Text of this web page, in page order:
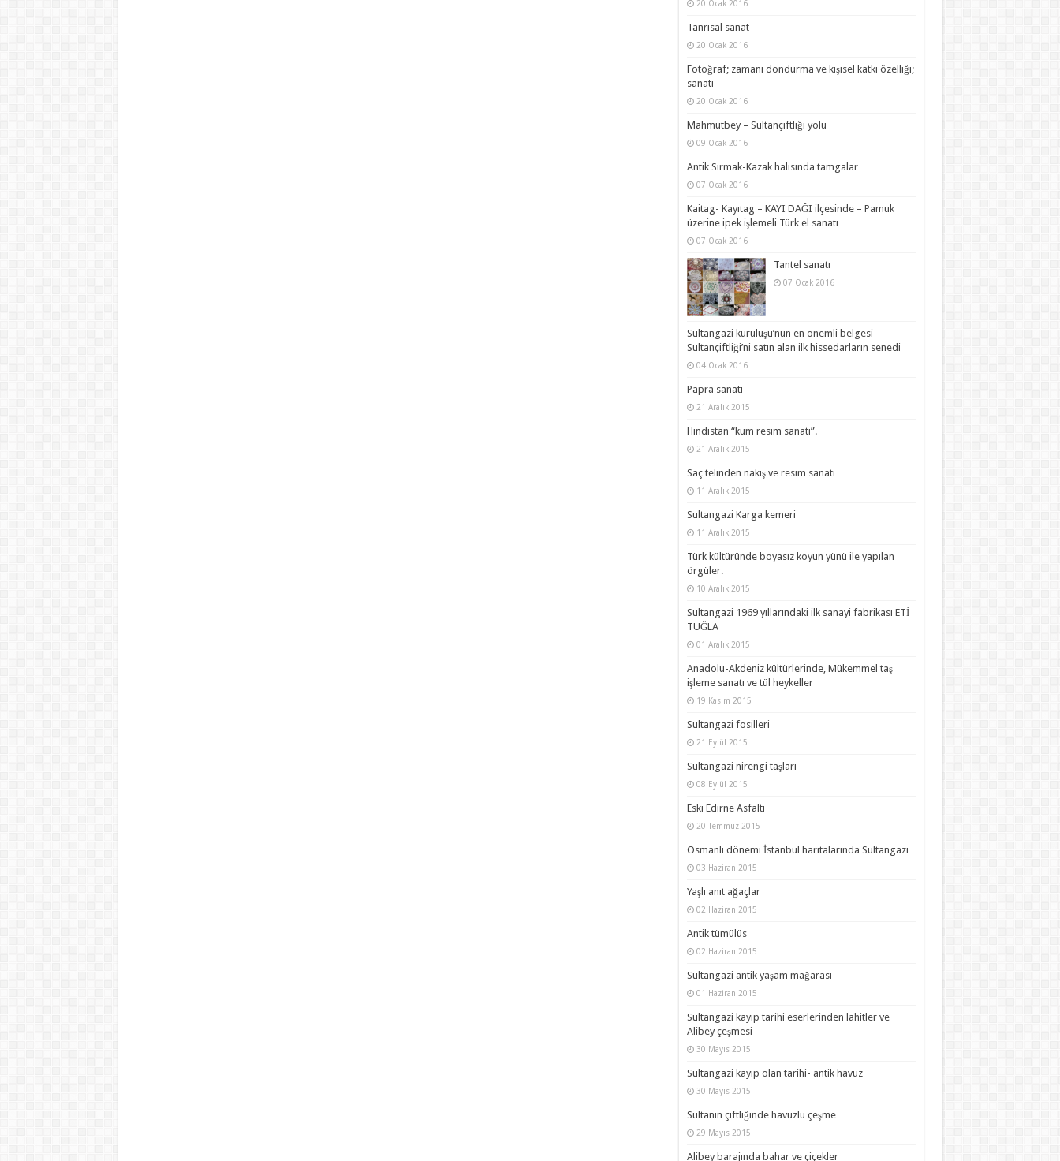
20 Ocak 2016
Tanrısal sanat
20 Ocak 2016
Fotoğraf; zamanı dondurma ve kişisel katkı özelliği;
sanatı
20 Ocak 2016
Mahmutbey – Sultançiftliği yolu
09 Ocak 2016
Antik Sırmak-Kazak halısında tamgalar
07 Ocak 2016
Kaitag- Kayıtag – KAYI DAĞI ilçesinde – Pamuk
üzerine ipek işlemeli Türk el sanatı
07 Ocak 2016
Tantel sanatı
07 Ocak 2016
Sultangazi kuruluşu’nun en önemli belgesi –
Sultançiftliği’ni satın alan ilk hissedarların senedi
04 Ocak 2016
Papra sanatı
21 Aralık 2015
Hindistan “kum resim sanatı”.
21 Aralık 2015
Saç telinden nakış ve resim sanatı
11 Aralık 2015
Sultangazi Karga kemeri
11 Aralık 2015
Türk kültüründe boyasız koyun yünü ile yapılan
örgüler.
10 Aralık 2015
Sultangazi 1969 yıllarındaki ilk sanayi fabrikası ETİ
TUĞLA
01 Aralık 2015
Anadolu-Akdeniz kültürlerinde, Mükemmel taş
işleme sanatı ve tül heykeller
19 Kasım 2015
Sultangazi fosilleri
21 Eylül 2015
Sultangazi nirengi taşları
08 Eylül 2015
Eski Edirne Asfaltı
20 Temmuz 2015
Osmanlı dönemi İstanbul haritalarında Sultangazi
03 Haziran 2015
Yaşlı anıt ağaçlar
02 Haziran 2015
Antik tümülüs
02 Haziran 2015
Sultangazi antik yaşam mağarası
01 Haziran 2015
Sultangazi kayıp tarihi eserlerinden lahitler ve
Alibey çeşmesi
30 Mayıs 2015
Sultangazi kayıp olan tarihi- antik havuz
30 Mayıs 2015
Sultanın çiftliğinde havuzlu çeşme
29 Mayıs 2015
Alibey barajında bahar ve çiçekler